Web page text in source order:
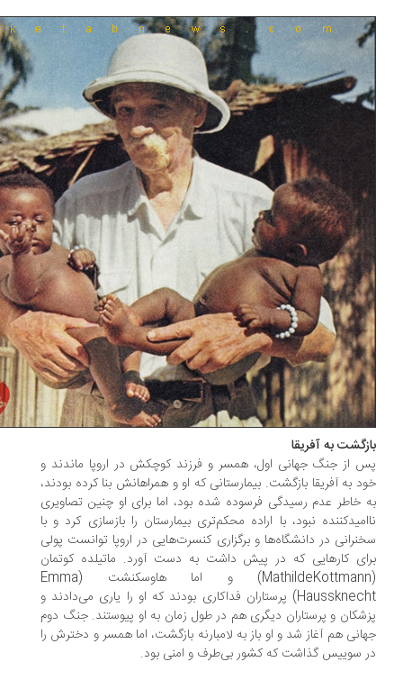
به آفریقا
از جنگ جهانی اول، همسر و فرزند کوچکش در اروپا ماندند و
به آفریقا بازگشت. بیمارستانی که او و همراهانش بنا کرده بودند،
خاطر عدم رسیدگی فرسوده شده بود، اما برای او چنین تصاویری
نبود، با اراده محکم‌تری بیمارستان را بازسازی کرد و با
در دانشگاه‌ها و برگزاری کنسرت‌هایی در اروپا توانست پولی
کارهایی که در پیش داشت به دست آورد. ماتیلده کوتمان
(MathildeKottmann) و اما هاوسکنشت (Emma
Haussknecht) پرستاران فداکاری بودند که او را یاری می‌دادند و
و پرستاران دیگری هم در طول زمان به او پیوستند. جنگ دوم
هم آغاز شد و او باز به لامبارنه بازگشت، اما همسر و دخترش را
سوییس گذاشت که کشور بی‌طرف و امنی بود.